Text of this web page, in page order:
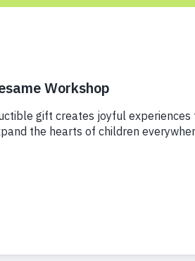
Aprende todo sobre la
Descargar Compartir